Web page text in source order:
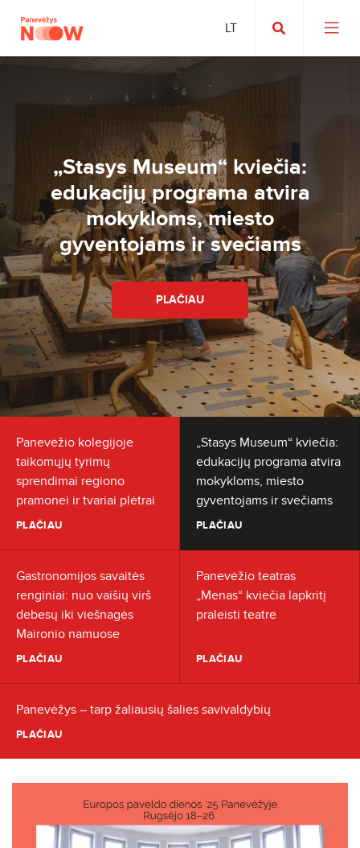
„Stasys Museum“ kviečia:
edukacijų programa atvira
mokykloms, miesto
gyventojams ir svečiams
PLAČIAU
Panevėžio kolegijoje
taikomųjų tyrimų
sprendimai regiono
pramonei ir tvariai plėtrai
PLAČIAU
„Stasys Museum“ kviečia:
edukacijų programa atvira
mokykloms, miesto
gyventojams ir svečiams
PLAČIAU
Gastronomijos savaitės
renginiai: nuo vaišių virš
debesų iki viešnagės
Maironio namuose
PLAČIAU
Panevėžio teatras
„Menas“ kviečia lapkritį
praleisti teatre
PLAČIAU
Panevėžys – tarp žaliausių šalies savivaldybių
PLAČIAU